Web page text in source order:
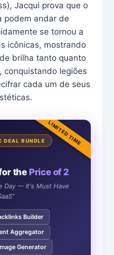
Jacqui prova que o
podem andar de
se tornou a
icônicas, mostrando
brilha tanto quanto
conquistando legiões
cada um de seus
LIMITED TIME
DEAL BUNDLE
the Price of 2
Day — It's Must Have
Builder
Aggregator
Generator